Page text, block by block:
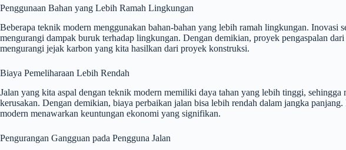
Penggunaan Bahan yang Lebih Ramah Lingkungan
Beberapa teknik modern menggunakan bahan-bahan yang lebih ramah lingkungan.
mengurangi dampak buruk terhadap lingkungan. Dengan demikian, proyek pengaspalan dari
mengurangi jejak karbon yang kita hasilkan dari proyek konstruksi.
Biaya Pemeliharaan Lebih Rendah
Jalan yang kita aspal dengan teknik modern memiliki daya tahan yang lebih tinggi,
kerusakan. Dengan demikian, biaya perbaikan jalan bisa lebih rendah dalam jangka
modern menawarkan keuntungan ekonomi yang signifikan.
Pengurangan Gangguan pada Pengguna Jalan